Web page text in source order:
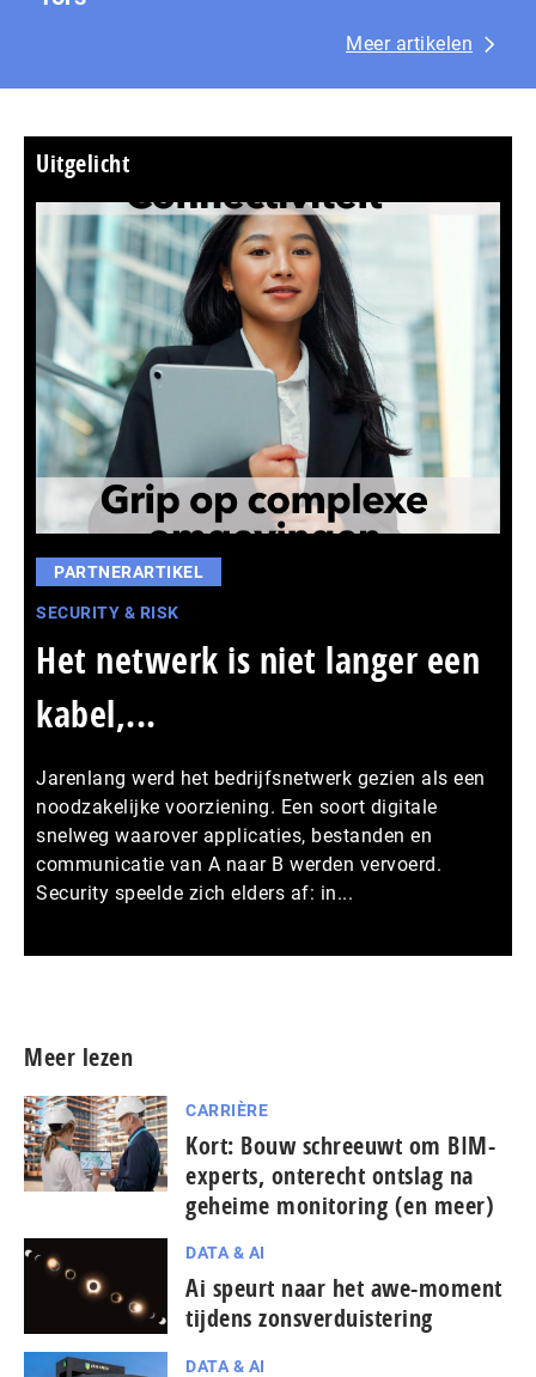
Meer artikelen
Uitgelicht
PARTNERARTIKEL
SECURITY & RISK
Het netwerk is niet langer een
kabel,...
Jarenlang werd het bedrijfsnetwerk gezien als een
noodzakelijke voorziening. Een soort digitale
snelweg waarover applicaties, bestanden en
communicatie van A naar B werden vervoerd.
Security speelde zich elders af: in...
Meer lezen
CARRIÈRE
Kort: Bouw schreeuwt om BIM-
experts, onterecht ontslag na
geheime monitoring (en meer)
DATA & AI
Ai speurt naar het awe-moment
tijdens zonsverduistering
DATA & AI